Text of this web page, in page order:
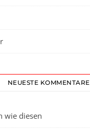
NEUESTE KOMMENTARE
wie diesen